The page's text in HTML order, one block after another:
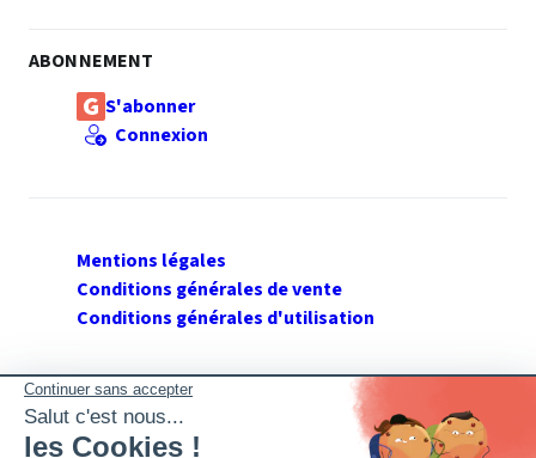
ABONNEMENT
S'abonner
Connexion
Mentions légales
Conditions générales de vente
Conditions générales d'utilisation